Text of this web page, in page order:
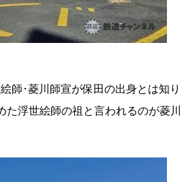
師･菱川師宣が保田の出身とは知り
浮世絵師の祖と言われるのが菱川